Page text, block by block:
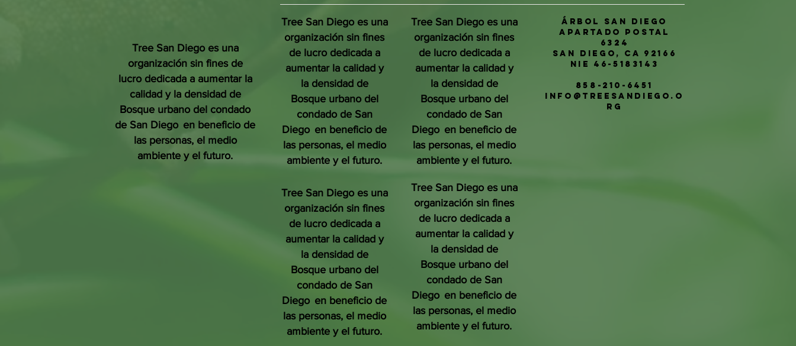
Tree San Diego es una
organización sin fines de
lucro dedicada a aumentar la
calidad y la densidad de
Bosque urbano del condado
de San Diego en beneficio de
las personas, el medio
ambiente y el futuro.
Tree San Diego es una
organización sin fines
de lucro dedicada a
aumentar la calidad y
la densidad de
Bosque urbano del
condado de San
Diego en beneficio de
las personas, el medio
ambiente y el futuro.
Tree San Diego es una
organización sin fines
de lucro dedicada a
aumentar la calidad y
la densidad de
Bosque urbano del
condado de San
Diego en beneficio de
las personas, el medio
ambiente y el futuro.
Tree San Diego es una
organización sin fines
de lucro dedicada a
aumentar la calidad y
la densidad de
Bosque urbano del
condado de San
Diego en beneficio de
las personas, el medio
ambiente y el futuro.
Tree San Diego es una
organización sin fines
de lucro dedicada a
aumentar la calidad y
la densidad de
Bosque urbano del
condado de San
Diego en beneficio de
las personas, el medio
ambiente y el futuro.
Árbol San Diego
Apartado postal
6324
San Diego, CA 92166
NIE 46-5183143
858-210-6451
info@treesandiego.o
rg